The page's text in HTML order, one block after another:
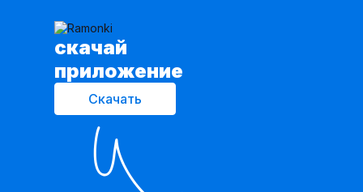
cкачай
приложение
Скачать